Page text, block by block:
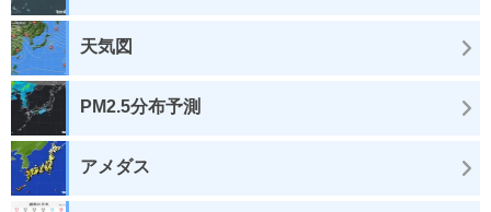
天気図
PM2.5分布予測
アメダス